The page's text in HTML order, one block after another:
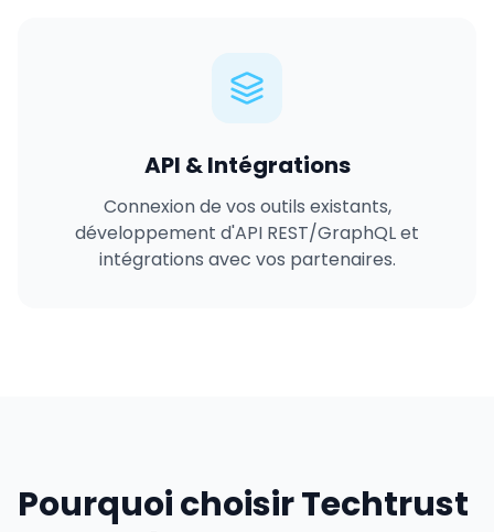
API & Intégrations
Connexion de vos outils existants,
développement d'API REST/GraphQL et
intégrations avec vos partenaires.
Pourquoi choisir Techtrust